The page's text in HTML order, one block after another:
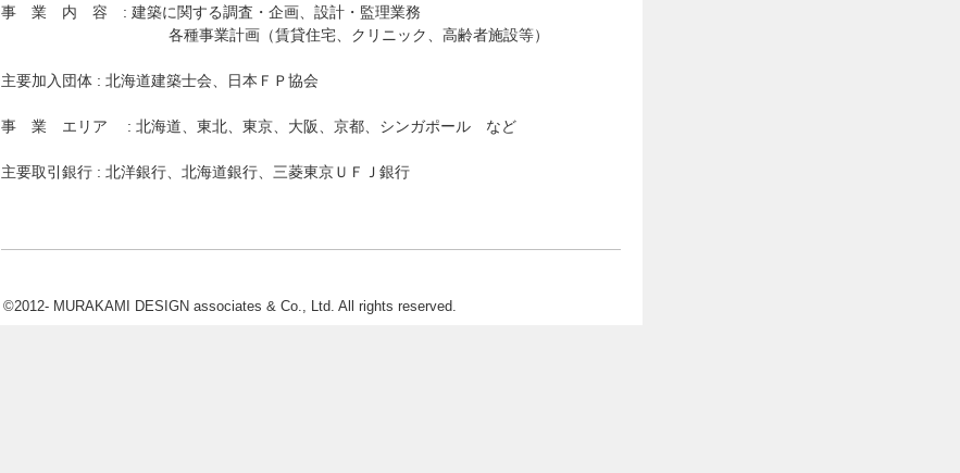
事 業 内 容 : 建築に関する調査・企画、設計・監理業務
各種事業計画（賃貸住宅、クリニック、高齢者施設等）
主要加入団体 : 北海道建築士会、日本ＦＰ協会
事 業 エリア : 北海道、東北、東京、大阪、京都、シンガポール など
主要取引銀行 : 北洋銀行、北海道銀行、三菱東京ＵＦＪ銀行
©2012- MURAKAMI DESIGN associates & Co., Ltd. All rights reserved.